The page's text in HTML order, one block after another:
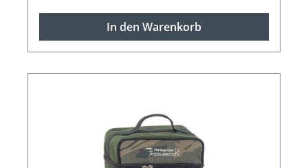
In den Warenkorb